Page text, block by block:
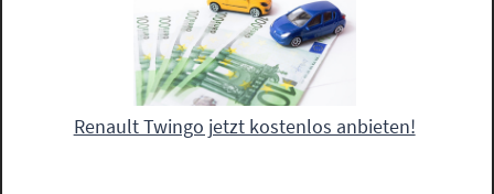
Renault Twingo jetzt kostenlos anbieten!